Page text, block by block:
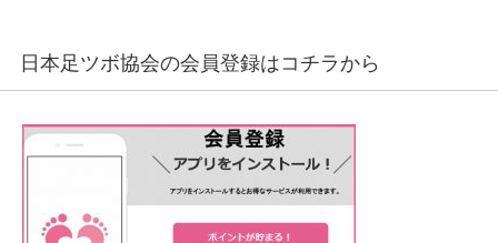
日本足ツボ協会の会員登録はコチラから